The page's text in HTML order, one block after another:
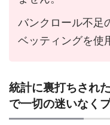
バンクロール不足
ベッティングを使
統計に裏打ちされ
で一切の迷いなく